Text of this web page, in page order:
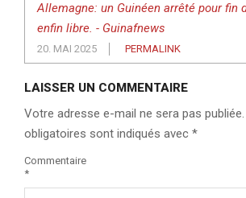
Allemagne: un Guinéen arrêté pour fin
enfin libre. - Guinafnews
20. MAI 2025 PERMALINK
LAISSER UN COMMENTAIRE
Votre adresse e-mail ne sera pas publiée.
obligatoires sont indiqués avec *
Commentaire
*